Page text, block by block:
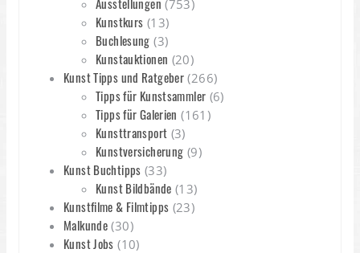
(753)
Kunstkurs (13)
Buchlesung (3)
Kunstauktionen (20)
Kunst Tipps und Ratgeber (266)
Tipps für Kunstsammler (6)
Tipps für Galerien (161)
Kunsttransport (3)
Kunstversicherung (9)
Kunst Buchtipps (33)
Kunst Bildbände (13)
Kunstfilme & Filmtipps (23)
Malkunde (30)
Kunst Jobs (10)